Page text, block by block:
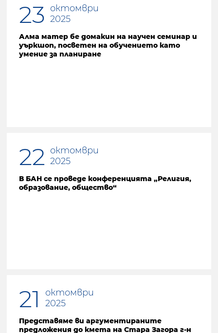
23 октомври
2025
Алма матер бе домакин на научен семинар и
уъркшоп, посветен на обучението като
умение за планиране
22 октомври
2025
В БАН се проведе конференцията „Религия,
образование, общество“
21
октомври
2025
Представяме ви аргументираните
предложения до кмета на Стара Загора г-н